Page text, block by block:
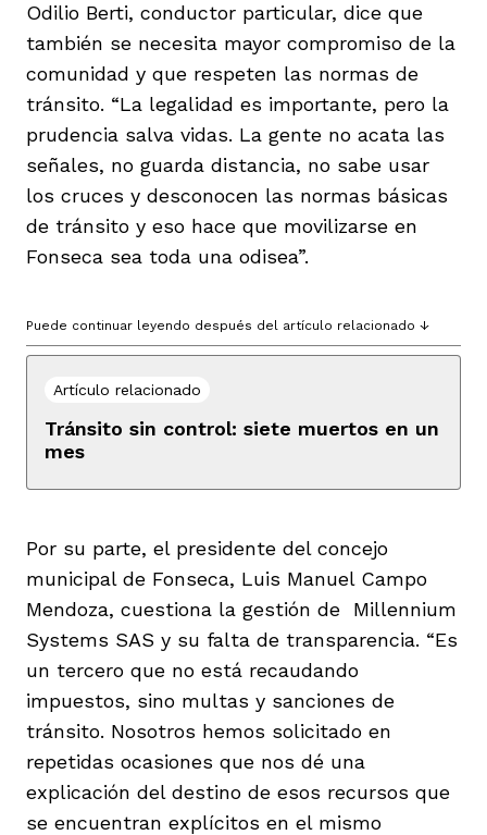
Odilio Berti, conductor particular, dice que
también se necesita mayor compromiso de la
comunidad y que respeten las normas de
tránsito. “La legalidad es importante, pero la
prudencia salva vidas. La gente no acata las
señales, no guarda distancia, no sabe usar
los cruces y desconocen las normas básicas
de tránsito y eso hace que movilizarse en
Fonseca sea toda una odisea”.
Puede continuar leyendo después del artículo relacionado ↓
Artículo relacionado
Tránsito sin control: siete muertos en un
mes
Por su parte, el presidente del concejo
municipal de Fonseca, Luis Manuel Campo
Mendoza, cuestiona la gestión de Millennium
Systems SAS y su falta de transparencia. “Es
un tercero que no está recaudando
impuestos, sino multas y sanciones de
tránsito. Nosotros hemos solicitado en
repetidas ocasiones que nos dé una
explicación del destino de esos recursos que
se encuentran explícitos en el mismo